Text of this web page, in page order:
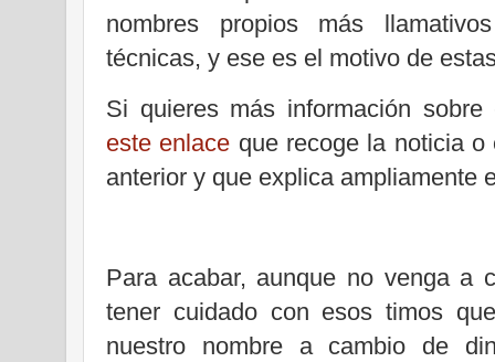
nombres propios más
técnicas, y ese es el motivo de
Si quieres más información
este enlace que recoge la noticia o
anterior y que explica ampliamente
Para acabar, aunque no venga a
tener cuidado con esos timos
nuestro nombre a cambio de